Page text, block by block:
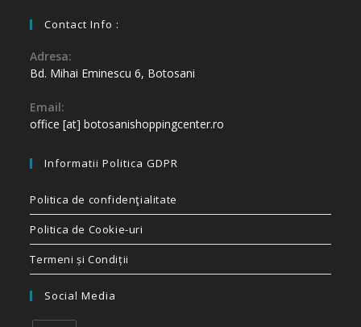
Contact Info :
Adresa:
Bd. Mihai Eminescu 6, Botosani
Email:
office [at] botosanishoppingcenter.ro
Informatii Politica GDPR
Politica de confidenţialitate
Politica de Cookie-uri
Termeni și Condiții
Social Media